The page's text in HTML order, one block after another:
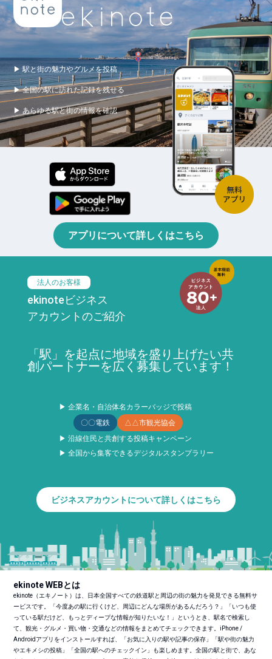
▶ 駅と街の魅力やグルメを投稿
▶ 全国の駅に訪れた記録を残せる
▶ あらゆる駅と街の情報を確認
アプリについて詳しくはこちら
法人のお客様
ekinoteビジネス
アカウントのご紹介
「駅」を起点に地域を盛り上げたい共
創パートナーを広く募集しています！
▶ 企業名・自治体名カラーバッジで投稿
〇〇電鉄
△△市観光協会
▶ 沿線住民と共創する投稿キャンペーン
▶ 全国から集客できるデジタルスタンプラリー
ビジネスアカウントについて詳しくはこちら
ekinote WEBとは
ekinote（エキノート）は、日本全国すべての鉄道駅と周辺の街の魅力を発見できる無料サ
ービスです。「今度あの駅に行くけど、周辺にどんな場所があるんだろう？」「いつも使
っている駅だけど、もっとディープな情報が知りたいな！」というとき、駅名で検索し
て、観光・グルメ・買い物・交通などの情報をまとめてチェックできます。iPhone /
Androidアプリをインストールすれば、「お気に入りの駅や記事の保存」「駅や街の魅力
やエキメシの投稿」「全国の駅へのチェックイン」も楽しめます。全国の駅と街で、あな